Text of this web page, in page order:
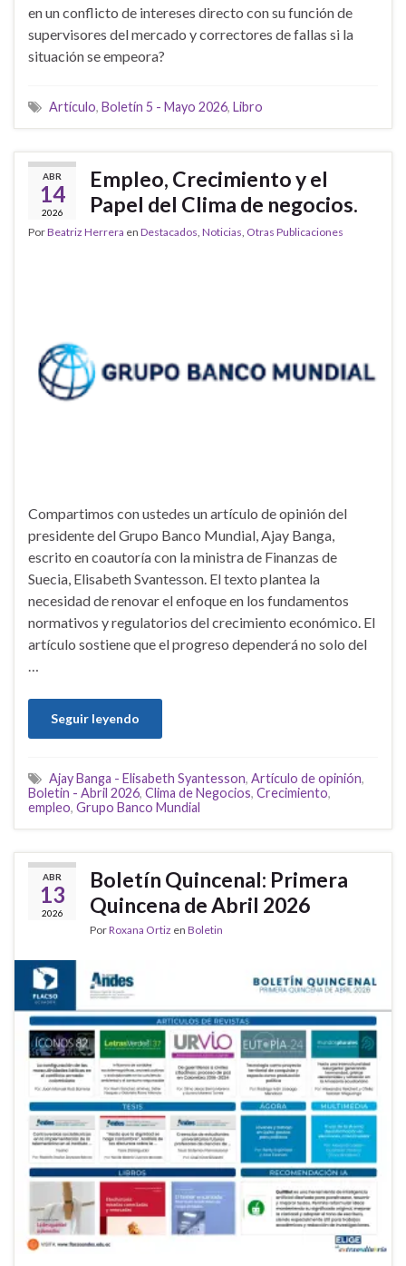
en un conflicto de intereses directo con su función de
supervisores del mercado y correctores de fallas si la
situación se empeora?
Artículo, Boletín 5 - Mayo 2026, Libro
ABR
14
2026
Empleo, Crecimiento y el
Papel del Clima de negocios.
PorBeatriz Herrera en Destacados Noticias Otras Publicaciones
Compartimos con ustedes un artículo de opinión del
presidente del Grupo Banco Mundial, Ajay Banga,
escrito en coautoría con la ministra de Finanzas de
Suecia, Elisabeth Svantesson. El texto plantea la
necesidad de renovar el enfoque en los fundamentos
normativos y regulatorios del crecimiento económico. El
artículo sostiene que el progreso dependerá no solo del
Seguir leyendo
Ajay Banga - Elisabeth Syantesson, Artículo de opinión,
Boletin - Abril 2026, Clima de Negocios, Crecimiento,
empleo, Grupo Banco Mundial
ABR
13
2026
Boletín Quincenal: Primera
Quincena de Abril 2026
PorRoxana Ortiz en Boletin